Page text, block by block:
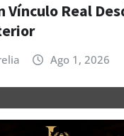
Vínculo Real
Ago 1, 2026